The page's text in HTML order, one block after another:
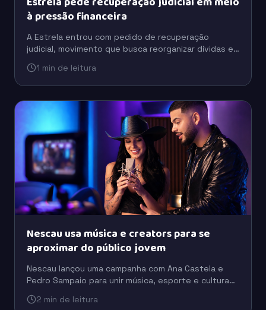
à pressão financeira
A Estrela entrou com pedido de recuperação
judicial, movimento que busca reorganizar dívidas e
financeira.
1 min de leitura
Nescau usa música e creators para se
aproximar do público jovem
Nescau lançou uma campanha com Ana Castela e
Pedro Sampaio para unir música, esporte e cultura
novas gerações.
2 min de leitura